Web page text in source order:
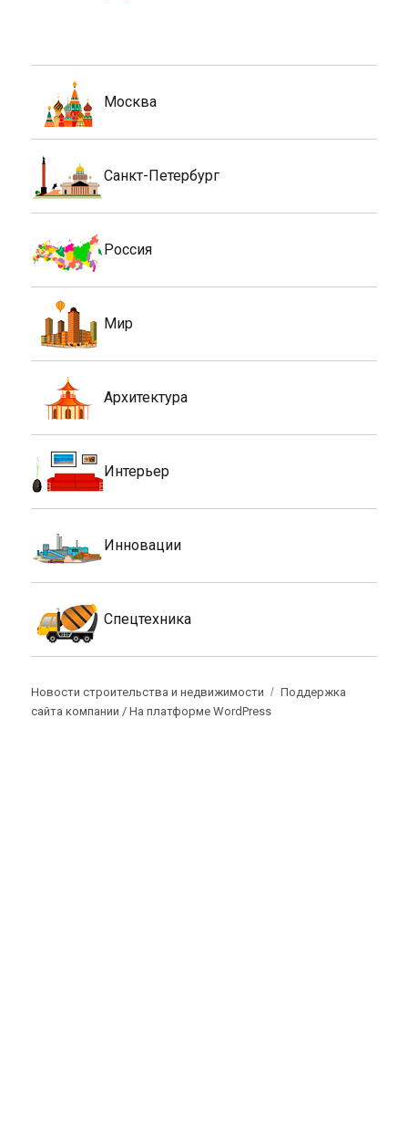
Москва
Санкт-Петербург
Россия
Мир
Архитектура
Интерьер
Инновации
Спецтехника
Новости строительства и недвижимости
Поддержка
сайта компании /На платформе WordPress